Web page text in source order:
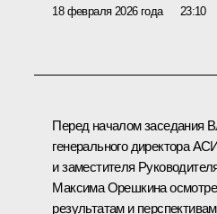
18 февраля 2026 года 23:10
Перед началом заседания
генерального директора
и заместителя
Максима Орешкина
результатам и